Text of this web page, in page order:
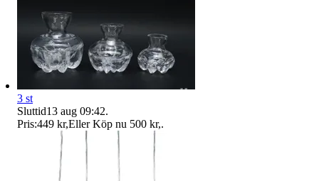
3 st
Sluttid13 aug 09:42.
Pris:449 kr,Eller Köp nu 500 kr,.